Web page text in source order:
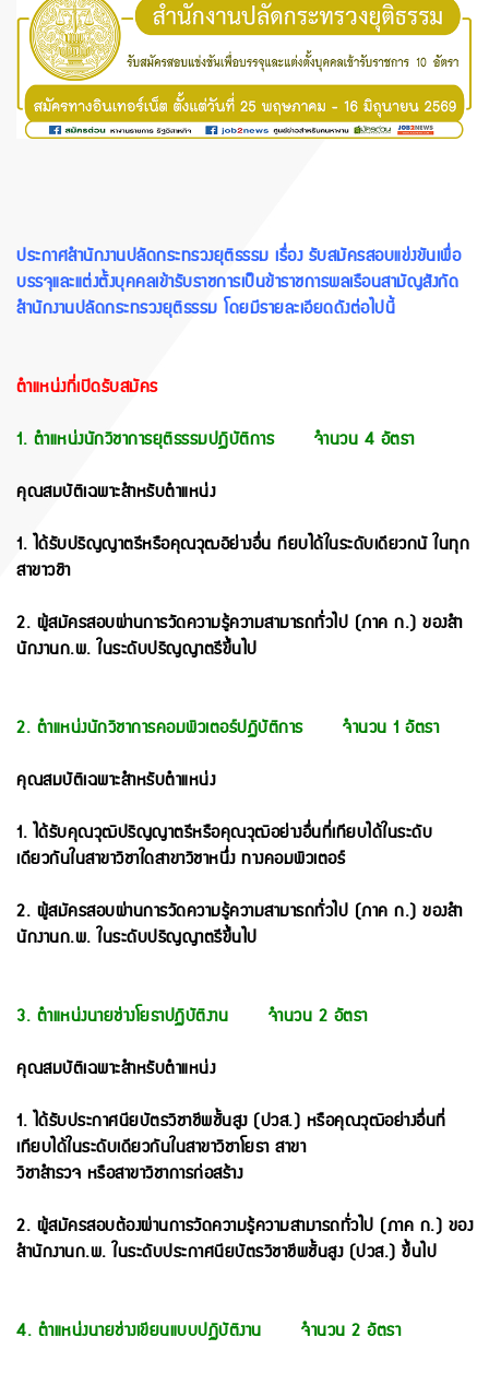
ประกาศสํานักงานปลัดกระทรวงยุติธรรม เรื่อง รับสมัครสอบแข่งขันเพื่อ
บรรจุและแต่งตั้งบุคคลเข้ารับราชการเป็นข้าราชการพลเรือนสามัญสังกัด
สํานักงานปลัดกระทรวงยุติธรรม โดยมีรายละเอียดดังต่อไปนี้
ตำแหน่งที่เปิดรับสมัคร
1. ตําแหน่งนักวิชาการยุติธรรมปฏิบัติการ จํานวน 4 อัตรา
คุณสมบัติเฉพาะสําหรับตําแหน่ง
1. ได้รับปริญญาตรีหรือคุณวุฒอิย่างอื่น ทียบได้ในระดับเดียวกนั ในทุก
สาขาวชิา
2. ผู้สมัครสอบผ่านการวัดความรู้ความสามารถทั่วไป (ภาค ก.) ของสํา
นักงานก.พ. ในระดับปริญญาตรีขึ้นไป
2. ตําแหน่งนักวิชาการคอมพิวเตอร์ปฏิบัติการ จํานวน 1 อัตรา
คุณสมบัติเฉพาะสําหรับตําแหน่ง
1. ได้รับคุณวุฒิปริญญาตรีหรือคุณวุฒิอย่างอื่นที่เทียบได้ในระดับ
เดียวกันในสาขาวิชาใดสาขาวิชาหนึ่ง ทางคอมพิวเตอร์
2. ผู้สมัครสอบผ่านการวัดความรู้ความสามารถทั่วไป (ภาค ก.) ของสํา
นักงานก.พ. ในระดับปริญญาตรีขึ้นไป
3. ตําแหน่งนายช่างโยธาปฏิบัติงาน จํานวน 2 อัตรา
คุณสมบัติเฉพาะสําหรับตําแหน่ง
1. ได้รับประกาศนียบัตรวิชาชีพชั้นสูง (ปวส.) หรือคุณวุฒิอย่างอื่นที่
เทียบได้ในระดับเดียวกันในสาขาวิชาโยธา สาขา
วิชาสํารวจ หรือสาขาวิชาการก่อสร้าง
2. ผู้สมัครสอบต้องผ่านการวัดความรู้ความสามารถทั่วไป (ภาค ก.) ของ
สํานักงานก.พ. ในระดับประกาศนียบัตรวิชาชีพชั้นสูง (ปวส.) ขึ้นไป
4. ตําแหน่งนายช่างเขียนแบบปฏิบัติงาน จํานวน 2 อัตรา